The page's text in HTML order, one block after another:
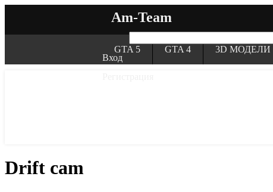
Am-Team
Вход
GTA 5 GTA 4 3D МОДЕЛИ
Drift cam